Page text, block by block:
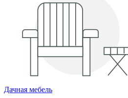
Дачная мебель